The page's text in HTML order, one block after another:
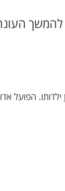
להמשך
הפועל